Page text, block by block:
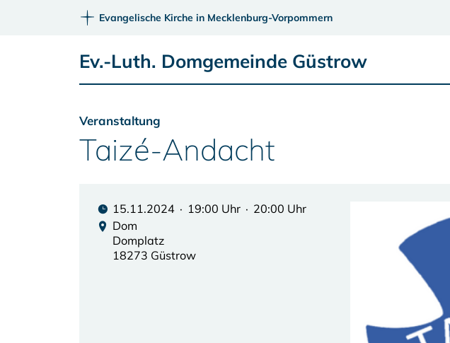
Evangelische Kirche in Mecklenburg-Vorpommern
Ev.-Luth. Domgemeinde Güstrow
Veranstaltung
Taizé-Andacht
15.11.2024 · 19:00 Uhr · 20:00 Uhr
Dom
Domplatz
18273 Güstrow